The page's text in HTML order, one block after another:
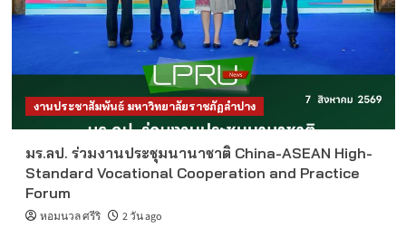
งานประชาสัมพันธ์ มหาวิทยาลัยราชภัฏลำปาง
มร.ลป. ร่วมงานประชุมนานาชาติ China-ASEAN High-
Standard Vocational Cooperation and Practice
Forum
หอมนวล ศรีริ 2 วัน ago